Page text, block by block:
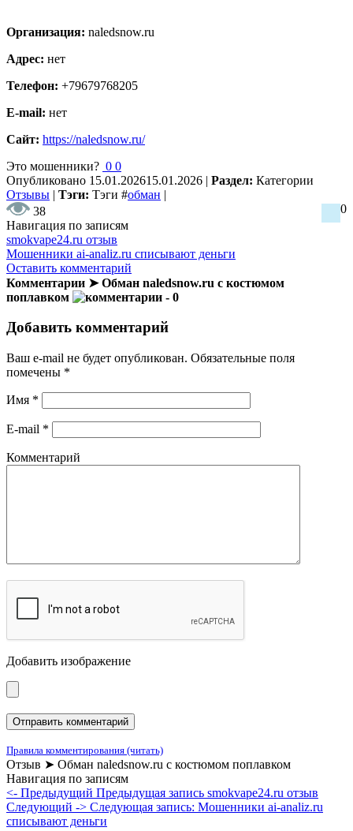
Организация: naledsnow.ru
Адрес: нет
Телефон: +79679768205
E-mail: нет
Сайт: https://naledsnow.ru/
Это мошенники? 0 0
Опубликовано 15.01.202615.01.2026 | Раздел: Категории
Отзывы | Тэги: Тэги #обман |
38
0
Навигация по записям
smokvape24.ru отзыв
Мошенники ai-analiz.ru списывают деньги
Оставить комментарий
Комментарии ➤ Обман naledsnow.ru с костюмом
поплавком
- 0
Добавить комментарий
Ваш e-mail не будет опубликован. Обязательные поля
помечены *
Имя *
E-mail *
Комментарий
Добавить изображение
Правила комментирования (читать)
Отзыв ➤ Обман naledsnow.ru с костюмом поплавком
Навигация по записям
<- Предыдущий Предыдущая запись smokvape24.ru отзыв
Следующий -> Следующая запись: Мошенники ai-analiz.ru
списывают деньги